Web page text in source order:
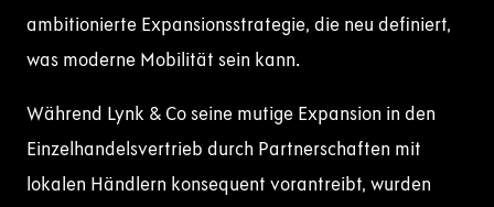
ambitionierte Expansionsstrategie, die neu definiert,
was moderne Mobilität sein kann.
Während Lynk & Co seine mutige Expansion in den
Einzelhandelsvertrieb durch Partnerschaften mit
lokalen Händlern konsequent vorantreibt, wurden